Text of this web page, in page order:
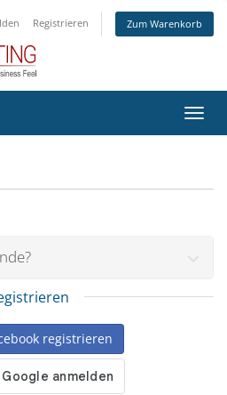
Registrieren Zum Warenkorb
registrieren